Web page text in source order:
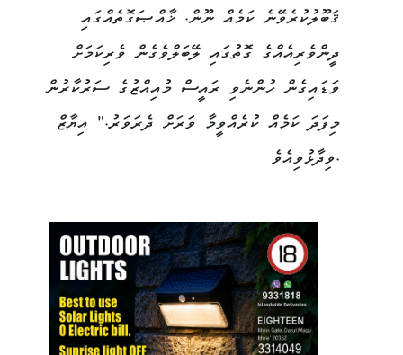
ޤަބޫލުކުރެވޭނެ ކަމެއް ނޫން. ޚާއްޞަގޮތެއްގައި
ދީންވެރިއެއްގެ ގޮތުގައި ލޭބަލްވެގެން ވެރިކަމަށް
ވަޑައިގެން ހުންނެވި ⁦‪ރައީސް މުއިއްޒުގެ ސަރުކާރުން
މިފަދަ ކަމެއް ކުރެއްވީމާ ވަރަށް ދެރަވަރު." އިޔާޒް
ވިދާޅުވިއެވެ.